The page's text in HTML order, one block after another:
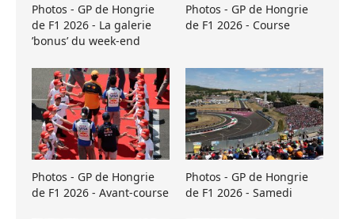
Photos - GP de Hongrie
de F1 2026 - La galerie
’bonus’ du week-end
Photos - GP de Hongrie
de F1 2026 - Course
Photos - GP de Hongrie
de F1 2026 - Avant-course
Photos - GP de Hongrie
de F1 2026 - Samedi